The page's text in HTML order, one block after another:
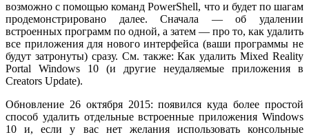
возможно с помощью команд PowerShell, что и будет по шагам
продемонстрировано далее. Сначала — об удалении
встроенных программ по одной, а затем — про то, как удалить
все приложения для нового интерфейса (ваши программы не
будут затронуты) сразу. См. также: Как удалить Mixed Reality
Portal Windows 10 (и другие неудаляемые приложения в
Creators Update).
Обновление 26 октября 2015: появился куда более простой
способ удалить отдельные встроенные приложения Windows
10 и, если у вас нет желания использовать консольные